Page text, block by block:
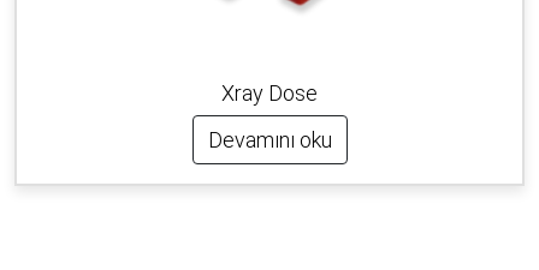
Xray Dose
Devamını oku